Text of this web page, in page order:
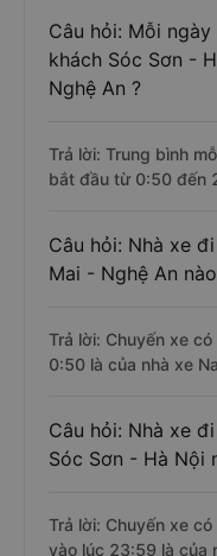
Câu hỏi: Mỗi
khách Sóc Sơn -
Nghệ An ?
Trả lời: Trung bình
bắt đầu từ 0:50 đến
Câu hỏi: Nhà xe
Mai - Nghệ An
Trả lời: Chuyến xe
0:50 là của nhà xe
Câu hỏi: Nhà xe
Sóc Sơn - Hà Nội
Trả lời: Chuyến xe
vào lúc 23:59 là của